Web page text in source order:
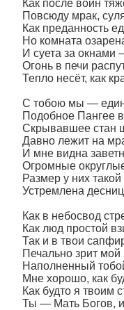
Как после войн
Повсюду мрак,
Как преданность
Но комната
И суета за окнами
Огонь в печи
Тепло несёт, как
С тобою мы —
Подобное Пангее
Скрывавшее стан
Давно лежит на
И мне видна
Огромные
Размер у них
Устремлена
Как в небосвод
Как люд простой
Так и в твои
Печально зрит
Наполненный
Мне хорошо, как
Как будто я твоим
Ты — Мать Богов,